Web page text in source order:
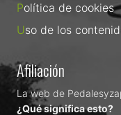
Política de cookies
Uso de los
Afiliación
La web de
¿Qué significa esto?